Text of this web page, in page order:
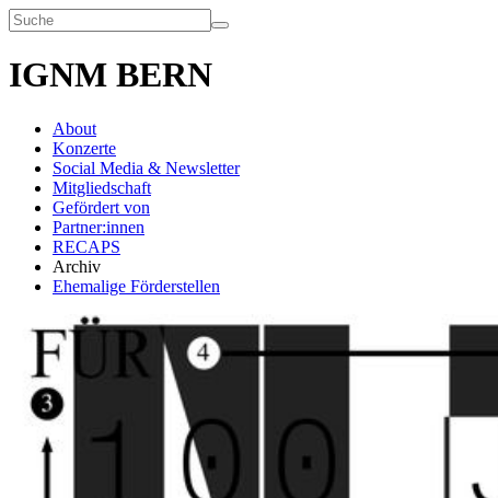
IGNM BERN
About
Konzerte
Social Media & Newsletter
Mitgliedschaft
Gefördert von
Partner:innen
RECAPS
Archiv
Ehemalige Förderstellen